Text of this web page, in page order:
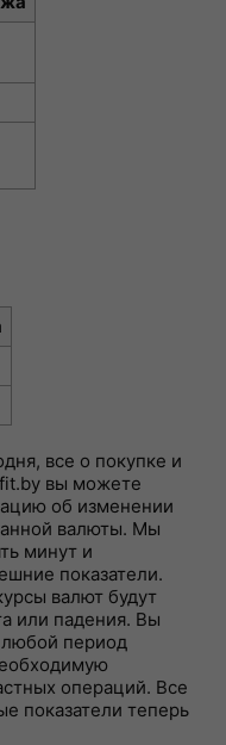
все о покупке и
вы можете
об изменении
валюты. Мы
минут и
показатели.
валют будут
или падения. Вы
период
операций. Все
показатели теперь